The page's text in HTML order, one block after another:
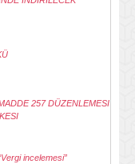
257 DÜZENLEMESI
incelemesi”